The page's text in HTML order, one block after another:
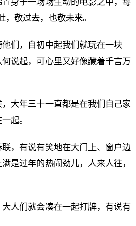
敬过去，也敬未来。
们，自初中起我们就玩在一块
说起，可心里又好像藏着千言万
大年三十一直都是在我们自己家
起。
，有说有笑地在大门上、窗户边
是过年的热闹劲儿，人来人往，
人们就会凑在一起打牌，有说有